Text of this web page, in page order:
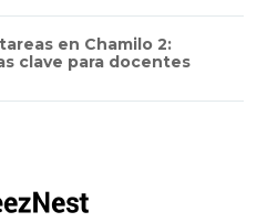
en Chamilo 2:
clave para docentes